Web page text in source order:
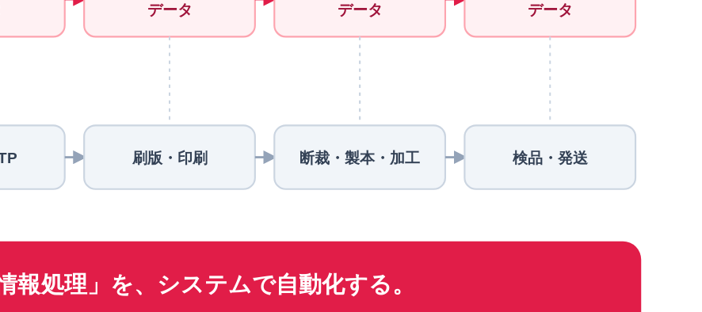
データ
データ
データ
刷版・印刷 断裁・製本・加工 検品・発送
報処理」を、システムで自動化する。